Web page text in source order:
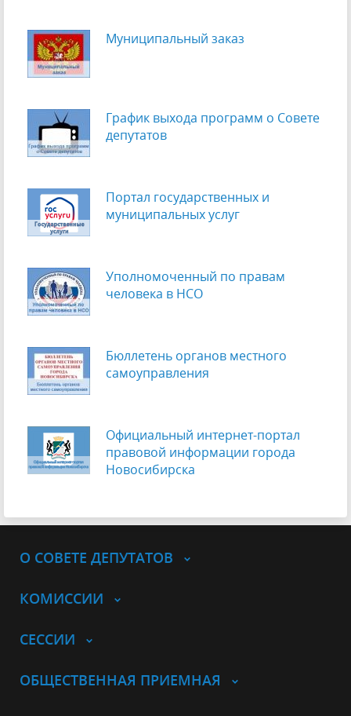
Муниципальный заказ
График выхода программ о Cовете
депутатов
Портал государственных и
муниципальных услуг
Уполномоченный по правам
человека в НСО
Бюллетень органов местного
самоуправления
Официальный интернет-портал
правовой информации города
Новосибирска
О СОВЕТЕ ДЕПУТАТОВ
КОМИССИИ
СЕССИИ
ОБЩЕСТВЕННАЯ ПРИЕМНАЯ